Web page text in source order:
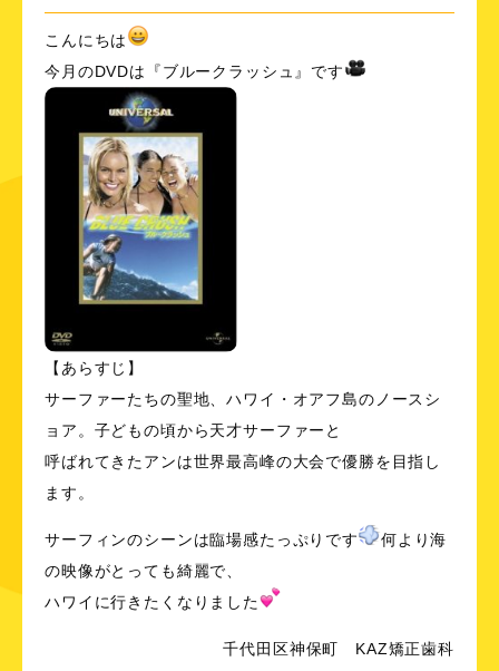
こんにちは
今月のDVDは『ブルークラッシュ』です
【あらすじ】
サーファーたちの聖地、ハワイ・オアフ島のノースシ
ョア。子どもの頃から天才サーファーと
呼ばれてきたアンは世界最高峰の大会で優勝を目指し
ます。
サーフィンのシーンは臨場感たっぷりです
何より海
の映像がとっても綺麗で、
ハワイに行きたくなりました
千代田区神保町 KAZ矯正歯科